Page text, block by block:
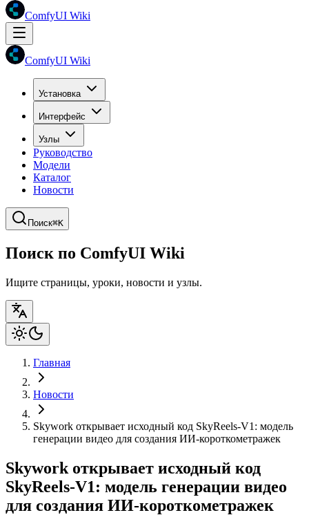
ComfyUI Wiki
ComfyUI Wiki
Установка
Интерфейс
Узлы
Руководство
Модели
Каталог
Новости
Поиск⌘K
Поиск по ComfyUI Wiki
Ищите страницы, уроки, новости и узлы.
Главная
Новости
Skywork открывает исходный код SkyReels-V1: модель
генерации видео для создания ИИ-короткометражек
Skywork открывает исходный код
SkyReels-V1: модель генерации видео
для создания ИИ-короткометражек